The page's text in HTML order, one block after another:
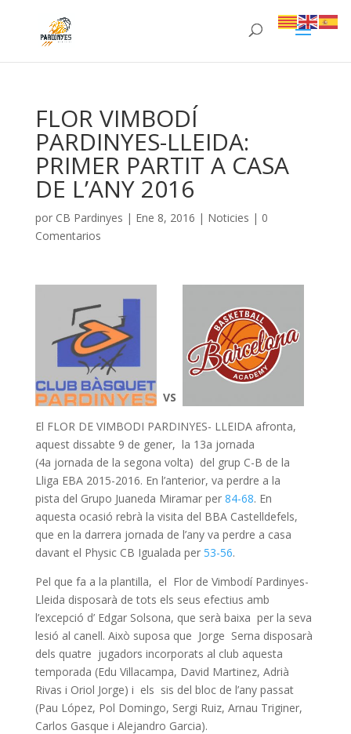
FLOR VIMBODÍ
PARDINYES-LLEIDA:
PRIMER PARTIT A CASA
DE L’ANY 2016
por CB Pardinyes | Ene 8, 2016 | Noticies | 0
Comentarios
VS
El FLOR DE VIMBODI PARDINYES- LLEIDA afronta,
aquest dissabte 9 de gener, la 13a jornada
(4a jornada de la segona volta) del grup C-B de la
Lliga EBA 2015-2016. En l’anterior, va perdre a la
pista del Grupo Juaneda Miramar per 84-68. En
aquesta ocasió rebrà la visita del BBA Castelldefels,
que en la darrera jornada de l’any va perdre a casa
davant el Physic CB Igualada per 53-56.
Pel que fa a la plantilla, el Flor de Vimbodí Pardinyes-
Lleida disposarà de tots els seus efectius amb
l’excepció d’ Edgar Solsona, que serà baixa per la seva
lesió al canell. Això suposa que Jorge Serna disposarà
dels quatre jugadors incorporats al club aquesta
temporada (Edu Villacampa, David Martinez, Adrià
Rivas i Oriol Jorge) i els sis del bloc de l’any passat
(Pau López, Pol Domingo, Sergi Ruiz, Arnau Triginer,
Carlos Gasque i Alejandro Garcia).